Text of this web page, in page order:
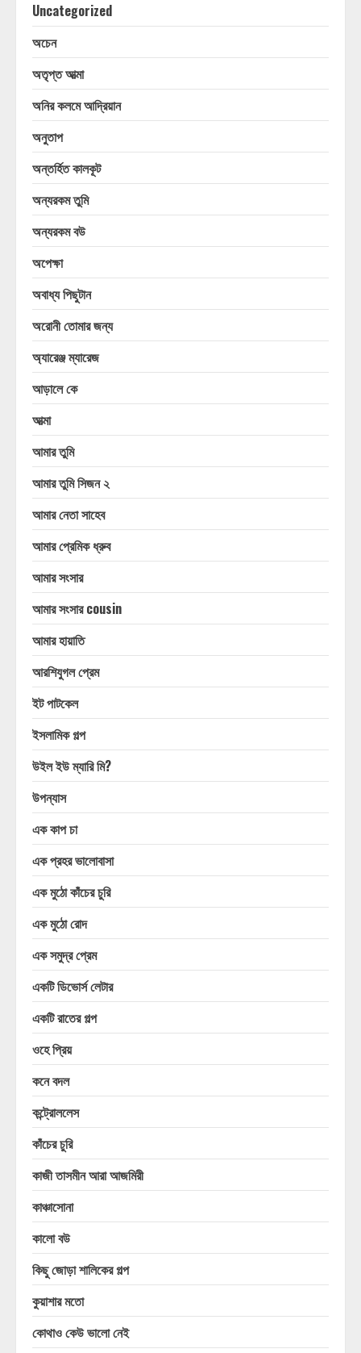
Uncategorized
অচেন
অতৃপ্ত আত্মা
অনির কলমে আদ্রিয়ান
অনুতাপ
অন্তর্হিত কালকূট
অন্যরকম তুমি
অন্যরকম বউ
অপেক্ষা
অবাধ্য পিছুটান
অরোনী তোমার জন্য
অ্যারেঞ্জ ম্যারেজ
আড়ালে কে
আত্মা
আমার তুমি
আমার তুমি সিজন ২
আমার নেতা সাহেব
আমার প্রেমিক ধ্রুব
আমার সংসার
আমার সংসার cousin
আমার হায়াতি
আরশিযুগল প্রেম
ইট পাটকেল
ইসলামিক গল্প
উইল ইউ ম্যারি মি?
উপন্যাস
এক কাপ চা
এক প্রহর ভালোবাসা
এক মুঠো কাঁচের চুরি
এক মুঠো রোদ
এক সমুদ্র প্রেম
একটি ডিভোর্স লেটার
একটি রাতের গল্প
ওহে প্রিয়
কনে বদল
কন্ট্রোললেস
কাঁচের চুরি
কাজী তাসমীন আরা আজমিরী
কাঞ্চাসোনা
কালো বউ
কিছু জোড়া শালিকের গল্প
কুয়াশার মতো
কোথাও কেউ ভালো নেই